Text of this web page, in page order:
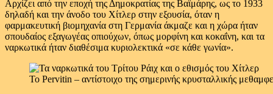
Αρχίζει από την εποχή της Δημοκρατίας της Βαϊμάρης, ως το 1933
δηλαδή και την άνοδο του Χίτλερ στην εξουσία, όταν η
φαρμακευτική βιομηχανία στη Γερμανία άκμαζε και η χώρα ήταν
σπουδαίος εξαγωγέας οπιούχων, όπως μορφίνη και κοκαΐνη, και τα
ναρκωτικά ήταν διαθέσιμα κυριολεκτικά «σε κάθε γωνία».
Το Pervitin – αντίστοιχο της σημερινής κρυσταλλικής